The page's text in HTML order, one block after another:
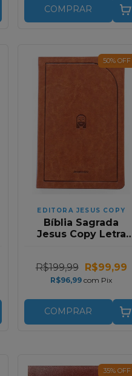
COMPRAR
50% OFF
EDITORA JESUS COPY
Bíblia Sagrada
Jesus Copy Letra
R$199,99
R$99,99
R$96,99com Pix
COMPRAR
35% OFF